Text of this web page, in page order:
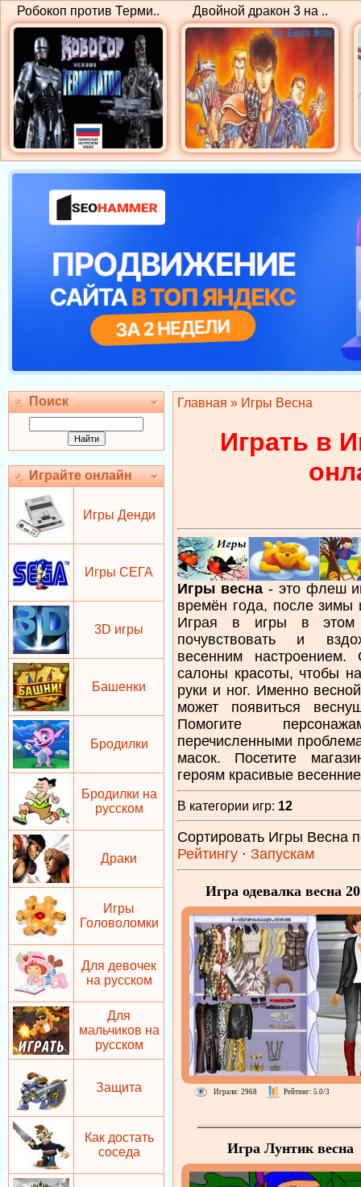
Робокоп против Терми.. Двойной дракон 3 на ..
Поиск
Играйте онлайн
Игры Денди
Игры СЕГА
3D игры
Башенки
Бродилки
Бродилки на
русском
Драки
Игры
Головоломки
Для девочек
на русском
Для
мальчиков на
русском
Защита
Как достать
соседа
Главная » Игры Весна
Играть в
Игры весна- это флеш
времён года, после зимы
Играя в игры в этом
почувствовать и
весенним настроением.
салоны красоты, чтобы
руки и ног. Именно
может появиться
Помогите
перечисленными
масок. Посетите
героям красивые
В категории игр: 12
Сортировать Игры Весна
Рейтингу · Запускам
Игра одевалка весна
Играли: 2968 Рейтинг: 5.0/3
Игра Лунтик весна